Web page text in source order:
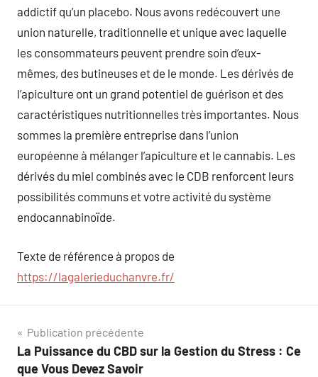
addictif qu’un placebo. Nous avons redécouvert une
union naturelle, traditionnelle et unique avec laquelle
les consommateurs peuvent prendre soin d’eux-
mêmes, des butineuses et de le monde. Les dérivés de
l’apiculture ont un grand potentiel de guérison et des
caractéristiques nutritionnelles très importantes. Nous
sommes la première entreprise dans l’union
européenne à mélanger l’apiculture et le cannabis. Les
dérivés du miel combinés avec le CDB renforcent leurs
possibilités communs et votre activité du système
endocannabinoïde.
Texte de référence à propos de
https://lagalerieduchanvre.fr/
Navigation
de
Publication précédente
La Puissance du CBD sur la Gestion du Stress : Ce
que Vous Devez Savoir